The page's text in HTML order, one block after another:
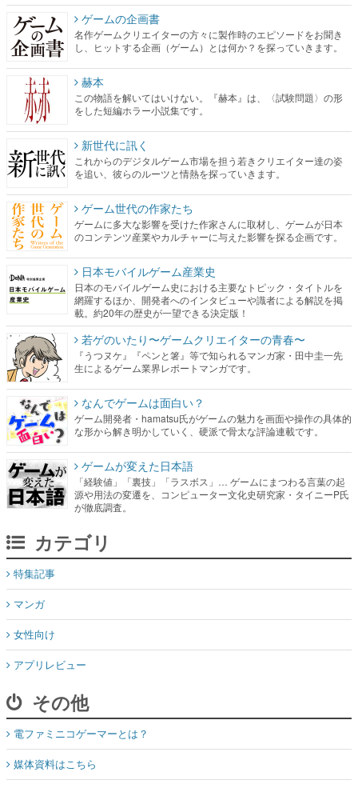
ゲームの企画書
名作ゲームクリエイターの方々に製作時のエピソードをお聞き
し、ヒットする企画（ゲーム）とは何か？を探っていきます。
赫本
この物語を解いてはいけない。『赫本』は、〈試験問題〉の形
をした短編ホラー小説集です。
新世代に訊く
これからのデジタルゲーム市場を担う若きクリエイター達の姿
を追い、彼らのルーツと情熱を探っていきます。
ゲーム世代の作家たち
ゲームに多大な影響を受けた作家さんに取材し、ゲームが日本
のコンテンツ産業やカルチャーに与えた影響を探る企画です。
日本モバイルゲーム産業史
日本のモバイルゲーム史における主要なトピック・タイトルを
網羅するほか、開発者へのインタビューや識者による解説を掲
載。約20年の歴史が一望できる決定版！
若ゲのいたり〜ゲームクリエイターの青春〜
『うつヌケ』『ペンと箸』等で知られるマンガ家・田中圭一先
生によるゲーム業界レポートマンガです。
なんでゲームは面白い？
ゲーム開発者・hamatsu氏がゲームの魅力を画面や操作の具体的
な形から解き明かしていく、硬派で骨太な評論連載です。
ゲームが変えた日本語
「経験値」「裏技」「ラスボス」… ゲームにまつわる言葉の起
源や用法の変遷を、コンピューター文化史研究家・タイニーP氏
が徹底調査。
カテゴリ
特集記事
マンガ
女性向け
アプリレビュー
その他
電ファミニコゲーマーとは？
媒体資料はこちら